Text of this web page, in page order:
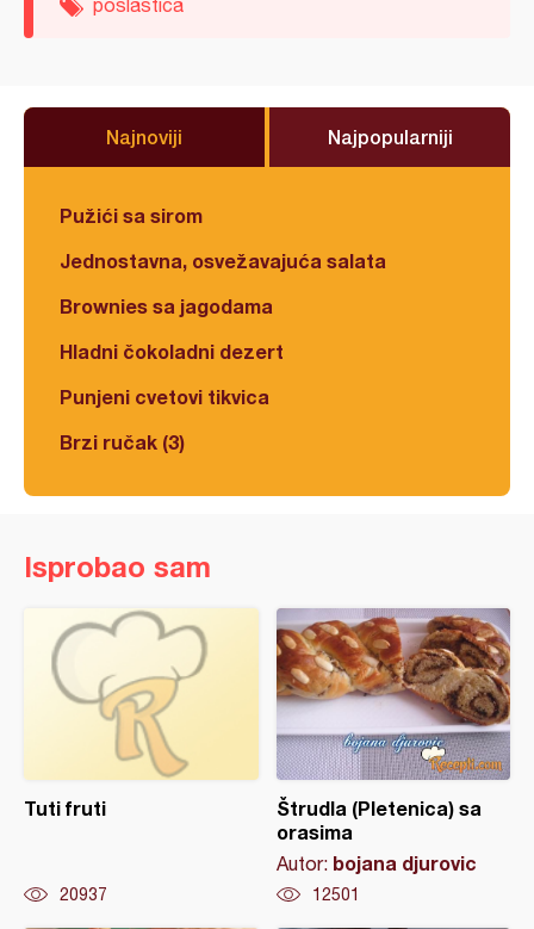
poslastica
Najnoviji Najpopularniji
Pužići sa sirom
Jednostavna, osvežavajuća salata
Brownies sa jagodama
Hladni čokoladni dezert
Punjeni cvetovi tikvica
Brzi ručak (3)
Isprobao sam
Tuti fruti
20937
Štrudla (Pletenica) sa
orasima
Autor: bojana djurovic
12501